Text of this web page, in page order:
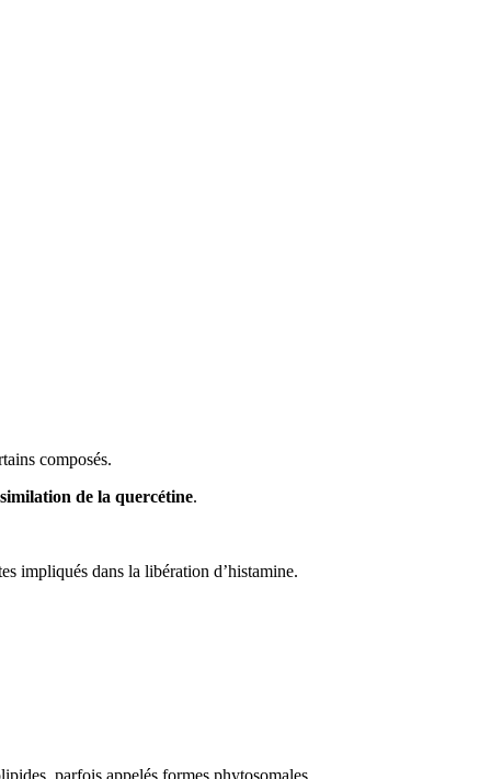
composés.
de la quercétine.
impliqués dans la libération d’histamine.